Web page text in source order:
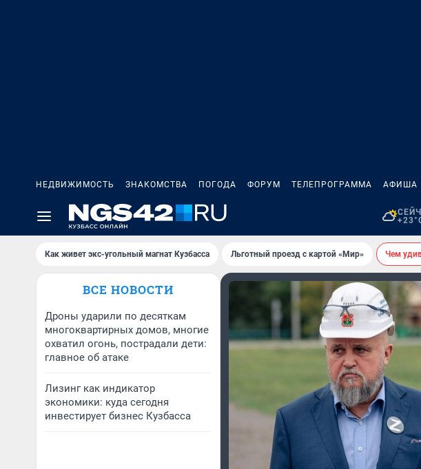
НЕДВИЖИМОСТЬ ЗНАКОМСТВА ПОГОДА ФОРУМ ТЕЛЕПРОГРАММА АФИША
Как живет экс-угольный магнат Кузбасса Льготный проезд с картой «Мир» Чем
ВСЕ НОВОСТИ
Дроны ударили по десяткам
многоквартирных домов, многие
охватил огонь, пострадали дети:
главное об атаке
Лизинг как индикатор
экономики: куда сегодня
инвестирует бизнес Кузбасса